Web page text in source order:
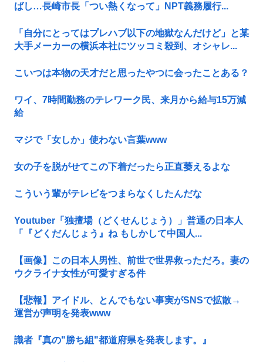
ばし…長崎市長「つい熱くなって」NPT義務履行...
「自分にとってはプレハブ以下の地獄なんだけど」と某
大手メーカーの横浜本社にツッコミ殺到、オシャレ...
こいつは本物の天才だと思ったやつに会ったことある？
ワイ、7時間勤務のテレワーク民、来月から給与15万減
給
マジで「女しか」使わない言葉www
女の子を脱がせてこの下着だったら正直萎えるよな
こういう輩がテレビをつまらなくしたんだな
Youtuber「独擅場（どくせんじょう）」普通の日本人
「『どくだんじょう』ね もしかして中国人...
【画像】この日本人男性、前世で世界救っただろ。妻の
ウクライナ女性が可愛すぎる件
【悲報】アイドル、とんでもない事実がSNSで拡散→
運営が声明を発表www
識者『真の"勝ち組"都道府県を発表します。』